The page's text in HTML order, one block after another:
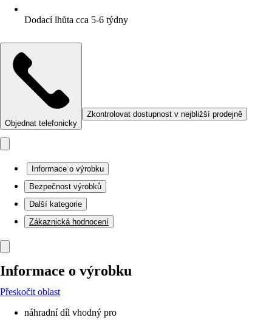
Dodací lhůta cca 5-6 týdny
Objednat telefonicky
Zkontrolovat dostupnost v nejbližší prodejně
Informace o výrobku
Bezpečnost výrobků
Další kategorie
Zákaznická hodnocení
Informace o výrobku
Přeskočit oblast
náhradní díl vhodný pro